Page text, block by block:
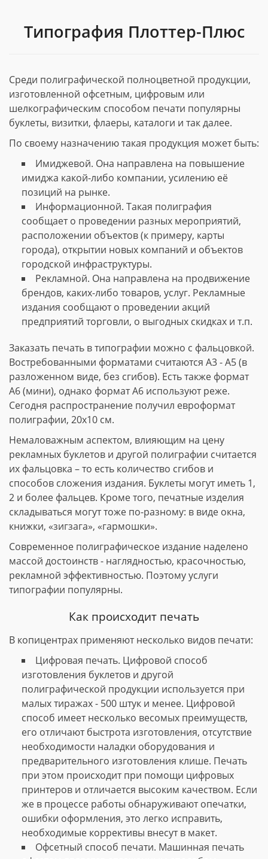
Типография Плоттер-Плюс
Среди полиграфической полноцветной продукции,
изготовленной офсетным, цифровым или
шелкографическим способом печати популярны
буклеты, визитки, флаеры, каталоги и так далее.
По своему назначению такая продукция может быть:
Имиджевой. Она направлена на повышение
имиджа какой-либо компании, усилению её
позиций на рынке.
Информационной. Такая полиграфия
сообщает о проведении разных мероприятий,
расположении объектов (к примеру, карты
города), открытии новых компаний и объектов
городской инфраструктуры.
Рекламной. Она направлена на продвижение
брендов, каких-либо товаров, услуг. Рекламные
издания сообщают о проведении акций
предприятий торговли, о выгодных скидках и т.п.
Заказать печать в типографии можно с фальцовкой.
Востребованными форматами считаются А3 - А5 (в
разложенном виде, без сгибов). Есть также формат
А6 (мини), однако формат А6 используют реже.
Сегодня распространение получил евроформат
полиграфии, 20х10 см.
Немаловажным аспектом, влияющим на цену
рекламных буклетов и другой полиграфии считается
их фальцовка – то есть количество сгибов и
способов сложения издания. Буклеты могут иметь 1,
2 и более фальцев. Кроме того, печатные изделия
складываться могут тоже по-разному: в виде окна,
книжки, «зигзага», «гармошки».
Современное полиграфическое издание наделено
массой достоинств - наглядностью, красочностью,
рекламной эффективностью. Поэтому услуги
типографии популярны.
Как происходит печать
В копицентрах применяют несколько видов печати:
Цифровая печать. Цифровой способ
изготовления буклетов и другой
полиграфической продукции используется при
малых тиражах - 500 штук и менее. Цифровой
способ имеет несколько весомых преимуществ,
его отличают быстрота изготовления, отсутствие
необходимости наладки оборудования и
предварительного изготовления клише. Печать
при этом происходит при помощи цифровых
принтеров и отличается высоким качеством. Если
же в процессе работы обнаруживают опечатки,
ошибки оформления, это легко исправить,
необходимые коррективы внесут в макет.
Офсетный способ печати. Машинная печать